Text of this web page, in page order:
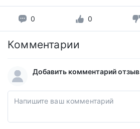
0 0
Комментарии
Добавить комментарий отзыв